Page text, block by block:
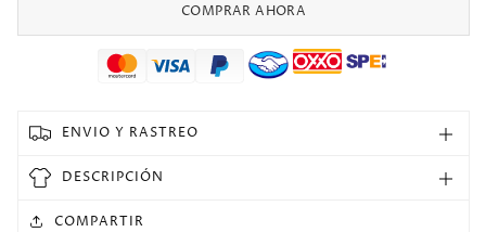
Jersey
Liverpool
Manga
corta
Versión
Fan
Retro
Jersey
2010/11
Liverpool
Manga
Versión
Retro
COMPRAR AHORA
ENVIO Y RASTREO
DESCRIPCIÓN
COMPARTIR